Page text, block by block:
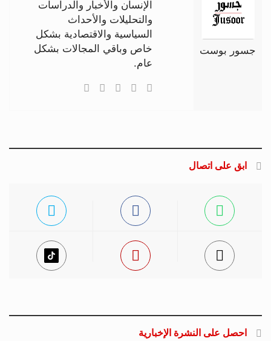
جسور بوست
الإنسان والأخبار والدراسات
والتحليلات والأحداث
السياسية والاقتصادية بشكل
خاص وباقي المجالات بشكل
عام.
ابق على اتصال
احصل على النشرة الإخبارية